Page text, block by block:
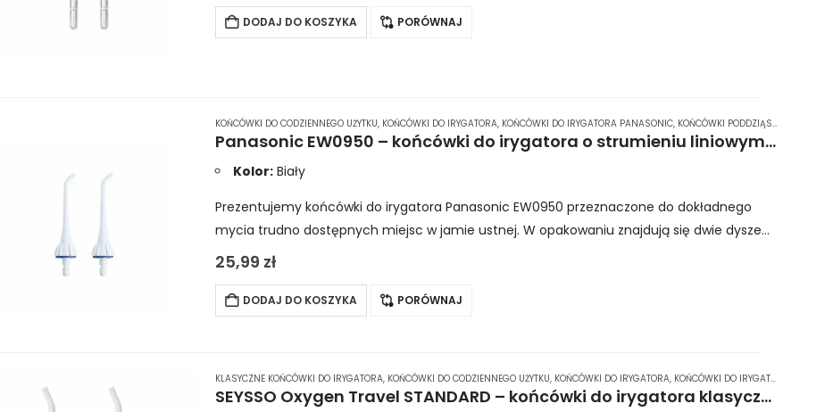
DODAJ DO KOSZYKA PORÓWNAJ
KOŃCÓWKI DO CODZIENNEGO UŻYTKU, KOŃCÓWKI DO IRYGATORA, KOŃCÓWKI DO IRYGATORA PANASONIC, KOŃCÓWKI PODDZIĄSŁOWE
Panasonic EW0950 – końcówki do irygatora o strumieniu liniowym 2 szt.
Kolor: Biały
Prezentujemy końcówki do irygatora Panasonic EW0950 przeznaczone do dokładnego
mycia trudno dostępnych miejsc w jamie ustnej. W opakowaniu znajdują się dwie dysze
wymienne – każda jest oznaczona innym kolorem, co…
25,99 zł
DODAJ DO KOSZYKA PORÓWNAJ
KLASYCZNE KOŃCÓWKI DO IRYGATORA, KOŃCÓWKI DO CODZIENNEGO UŻYTKU, KOŃCÓWKI DO IRYGATORA, KOŃCÓWKI DO IRYGATORA SEYSSO
SEYSSO Oxygen Travel STANDARD – końcówki do irygatora klasyczne 2 szt.